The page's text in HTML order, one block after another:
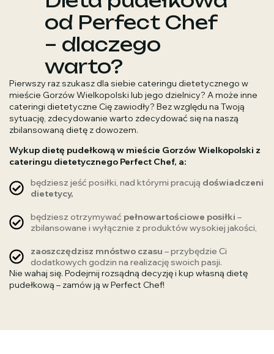
od Perfect Chef
– dlaczego
warto?
Pierwszy raz szukasz dla siebie cateringu dietetycznego w
mieście Gorzów Wielkopolski lub jego dzielnicy? A może inne
cateringi dietetyczne Cię zawiodły? Bez względu na Twoją
sytuację, zdecydowanie warto zdecydować się na naszą
zbilansowaną dietę z dowozem.
Wykup dietę pudełkową w mieście Gorzów Wielkopolski z
cateringu dietetycznego Perfect Chef, a:
będziesz jeść posiłki, nad którymi pracują doświadczeni
dietetycy,
będziesz otrzymywać pełnowartościowe posiłki –
zbilansowane i wyłącznie z produktów wysokiej jakości,
zaoszczędzisz mnóstwo czasu – przybędzie Ci
dodatkowych godzin na realizację swoich pasji.
Nie wahaj się. Podejmij rozsądną decyzję i kup własną dietę
pudełkową – zamów ją w Perfect Chef!